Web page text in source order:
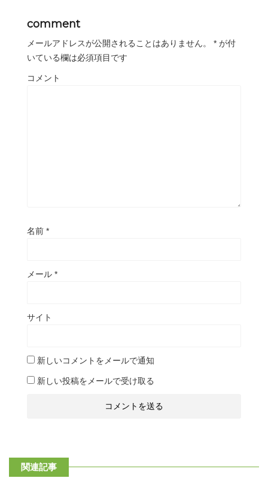
comment
メールアドレスが公開されることはありません。 * が付
いている欄は必須項目です
コメント
名前 *
メール *
サイト
新しいコメントをメールで通知
新しい投稿をメールで受け取る
関連記事